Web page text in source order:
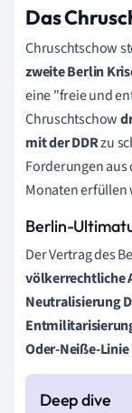
Das
Chruschtschow
zweite Berlin
eine "freie und
Chruschtschow
mit der DDRzu
Forderungen
Monaten erfüllen
Berlin-
Der Vertrag des
völkerrechtliche
Neutralisierung
Oder-Neiße-Linie